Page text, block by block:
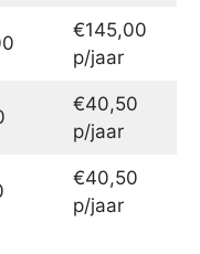
€145,00
p/jaar
€40,50
p/jaar
€40,50
p/jaar